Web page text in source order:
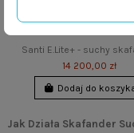
Santi E.Lite+ - suchy
14 200,00 zł
Dodaj do
Jak Działa Skafander